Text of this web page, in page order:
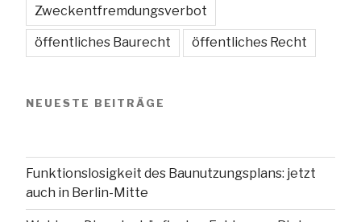
Zweckentfremdungsverbot
öffentliches Baurecht öffentliches Recht
NEUESTE BEITRÄGE
Funktionslosigkeit des Baunutzungsplans: jetzt
auch in Berlin-Mitte